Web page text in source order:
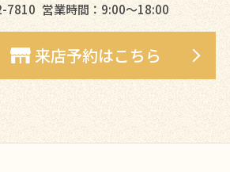
7810 営業時間：9:00〜18:00
来店予約はこちら